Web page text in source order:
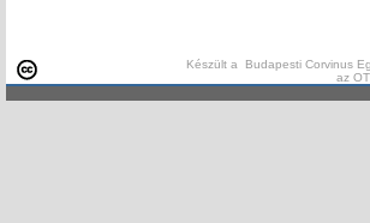
Készült a Budapesti Corvinus
az